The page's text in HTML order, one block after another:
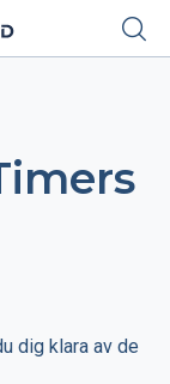
dig klara av de